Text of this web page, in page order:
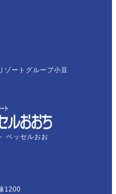
ゾートグループ小豆
ベッセルおお
1200